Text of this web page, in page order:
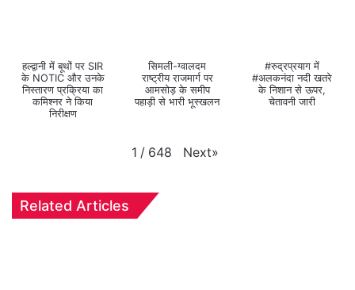
हल्द्वानी में बूथों पर SIR
के NOTIC और उनके
निस्तारण प्रक्रिया का
कमिश्नर ने किया
निरीक्षण
सिमली-ग्वालदम
राष्ट्रीय राजमार्ग पर
आमसोड़ के समीप
पहाड़ी से भारी भूस्खलन
#रुद्रप्रयाग में
#अलकनंदा नदी खतरे
के निशान से ऊपर,
चेतावनी जारी
1 / 648 Next»
Related Articles